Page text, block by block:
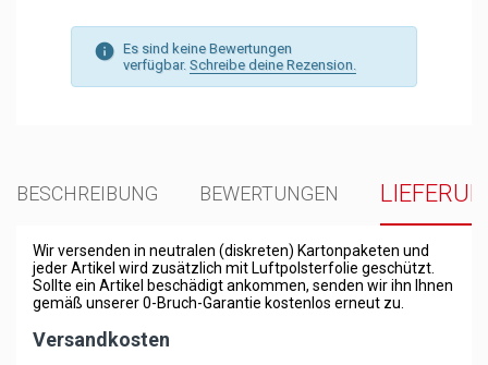
Es sind keine Bewertungen
verfügbar. Schreibe deine Rezension.
BESCHREIBUNG BEWERTUNGEN
Wir versenden in neutralen (diskreten) Kartonpaketen und
jeder Artikel wird zusätzlich mit Luftpolsterfolie geschützt.
Sollte ein Artikel beschädigt ankommen, senden wir ihn Ihnen
gemäß unserer 0-Bruch-Garantie kostenlos erneut zu.
Versandkosten